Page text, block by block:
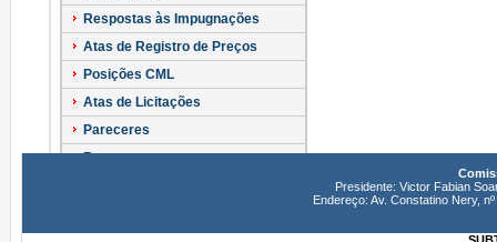
Respostas às Impugnações
Atas de Registro de Preços
Posições CML
Atas de Licitações
Pareceres
Recursos
Presidente: Victor Fabian
Endereço: Av. Constatino Nery,